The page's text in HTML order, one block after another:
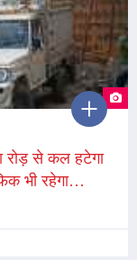
रोड़ से कल हटेगा
भी रहेगा